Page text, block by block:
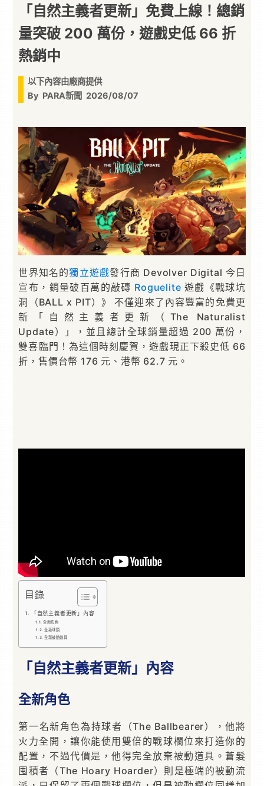
「自然主義者更新」免費上線！總銷
量突破 200 萬份，遊戲史低 66 折
熱銷中
以下內容由廠商提供
By PARA新聞 2026/08/07
世界知名的獨立遊戲發行商 Devolver Digital 今日
宣布，銷量破百萬的敲磚 Roguelite 遊戲《戰球坑
洞（BALL x PIT）》 不僅迎來了內容豐富的免費更
新「自然主義者更新（The Naturalist
Update）」，並且總計全球銷量超過 200 萬份，
雙喜臨門！為這個時刻慶賀，遊戲現正下殺史低 66
折，售價台幣 176 元、港幣 62.7 元。
目錄
「自然主義者更新」內容
全新角色
全新球類
全新被動道具
「自然主義者更新」內容
全新角色
第一名新角色為持球者（The Ballbearer），他將
火力全開，讓你能使用雙倍的戰球欄位來打造你的
配置，不過代價是，他得完全放棄被動道具。蒼髮
囤積者（The Hoary Hoarder）則是極端的被動流